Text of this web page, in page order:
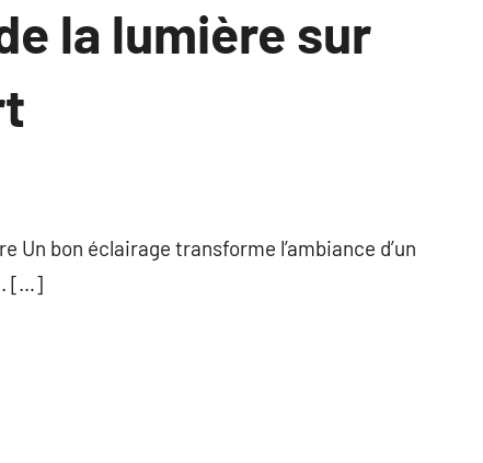
la lumière sur
bon éclairage transforme l’ambiance d’un
[…]